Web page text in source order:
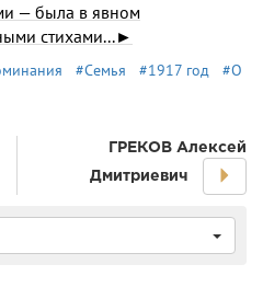
— была в явном
стихами...►
#Семья #1917 год
#О
ГРЕКОВ Алексей
Дмитриевич